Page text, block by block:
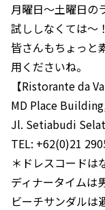
月曜日～土曜日の
試ししなくては～！
皆さんもちょっと
用くださいね。
【Ristorante da
MD Place
Jl. Setiabudi
TEL: +62(0)21
＊ドレスコードは
ディナータイムは
ビーチサンダルは